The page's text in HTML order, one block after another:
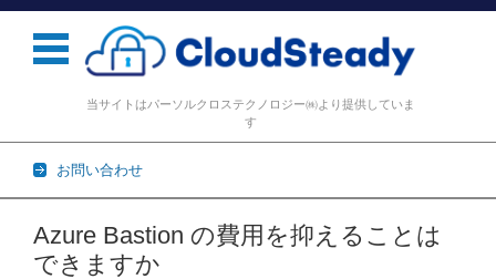
当サイトはパーソルクロステクノロジー㈱より提供していま
す
お問い合わせ
コンテンツに移動
Azure Bastion の費用を抑えることは
できますか